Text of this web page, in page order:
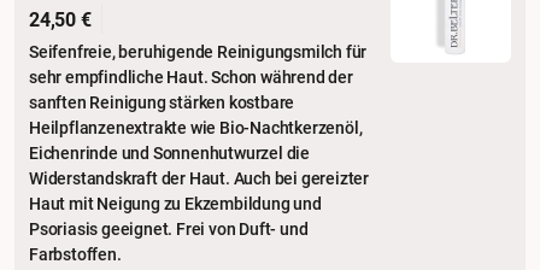
24,50 €
Seifenfreie, beruhigende Reinigungsmilch für
sehr empfindliche Haut. Schon während der
sanften Reinigung stärken kostbare
Heilpflanzenextrakte wie Bio-Nachtkerzenöl,
Eichenrinde und Sonnenhutwurzel die
Widerstandskraft der Haut. Auch bei gereizter
Haut mit Neigung zu Ekzembildung und
Psoriasis geeignet. Frei von Duft- und
Farbstoffen.